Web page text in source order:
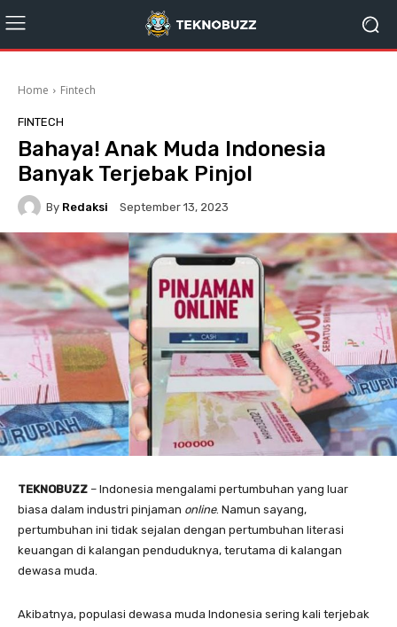
Home Fintech
FINTECH
Bahaya! Anak Muda Indonesia
Banyak Terjebak Pinjol
By Redaksi September 13, 2023
TEKNOBUZZ – Indonesia mengalami pertumbuhan yang luar
biasa dalam industri pinjaman online. Namun sayang,
pertumbuhan ini tidak sejalan dengan pertumbuhan literasi
keuangan di kalangan penduduknya, terutama di kalangan
dewasa muda.
Akibatnya, populasi dewasa muda Indonesia sering kali terjebak